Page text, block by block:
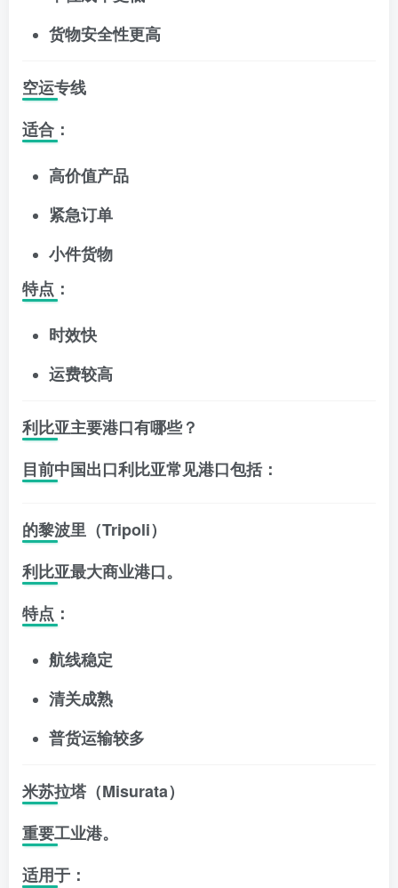
货物安全性更高
空运专线
适合：
高价值产品
紧急订单
小件货物
特点：
时效快
运费较高
利比亚主要港口有哪些？
目前中国出口利比亚常见港口包括：
的黎波里（Tripoli）
利比亚最大商业港口。
特点：
航线稳定
清关成熟
普货运输较多
米苏拉塔（Misurata）
重要工业港。
适用于：